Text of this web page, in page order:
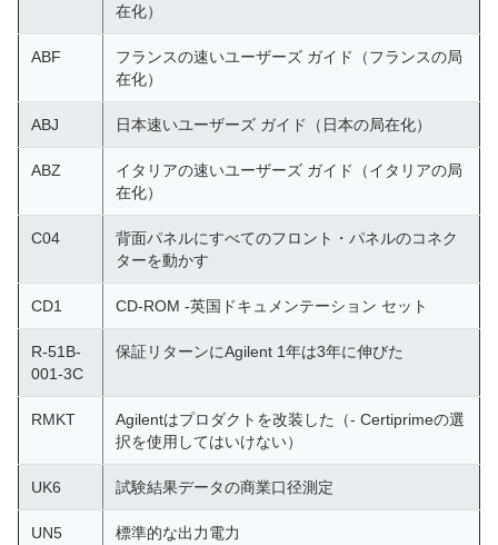
在化）
ABF
フランスの速いユーザーズ ガイド（フランスの局
在化）
ABJ 日本速いユーザーズ ガイド（日本の局在化）
ABZ
イタリアの速いユーザーズ ガイド（イタリアの局
在化）
C04
背面パネルにすべてのフロント・パネルのコネク
ターを動かす
CD1 CD-ROM -英国ドキュメンテーション セット
R-51B-
001-3C
保証リターンにAgilent 1年は3年に伸びた
RMKT
Agilentはプロダクトを改装した（- Certiprimeの選
択を使用してはいけない）
UK6 試験結果データの商業口径測定
UN5 標準的な出力電力